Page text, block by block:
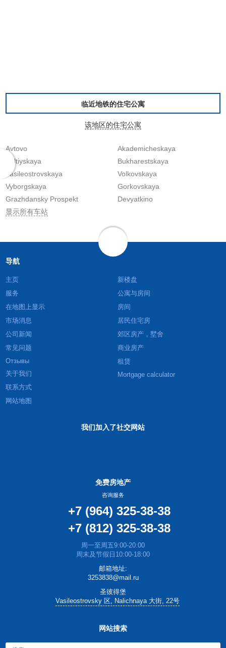
临近地铁的住宅公寓
该地区的住宅公寓
Avtovo
Akademicheskaya
Baltiyskaya
Bukharestskaya
Vasileostrovskaya
Volkovskaya
Vyborgskaya
Gorkovskaya
Grazhdansky Prospekt
Devyatkino
显示所有车站
导航
主页
服务
在地图上显示
市场消息
公司新闻
常见问题
Отзывы
关于我们
联系方式
网站地图
新楼盘
公寓与房间
房间
居民住宅房
郊区房产，墅舍
商业房产
租赁
Mortgage calculator
我们加入了社交网站
免费房地产
咨询服务
+7 (964) 325-38-38
+7 (812) 325-38-38
周一至周五9:00-20:00
周末及节假日10:00-18:00
邮箱地址:
3253838@mail.ru
圣彼得堡
Vasileostrovsky 区, Nalichnaya 大街, 22号
网站搜索